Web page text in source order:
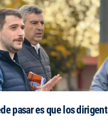
pasar es que los